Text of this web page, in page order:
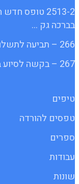
2513-2
בברכה גק …
266 – תביעה לתשלום קצבה מיוחדת לנפגע בעבודה
267 – בקשה לסיוע במענק למכשירים בתכנית השיקום
טיפים
טפסים להורדה
ספרים
עבודות
שונות